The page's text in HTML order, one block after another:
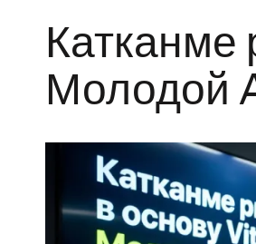
Катканме
Молодой